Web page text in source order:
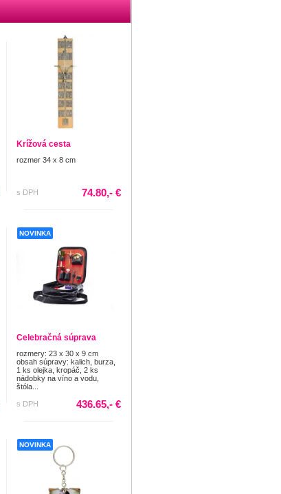
Krížová cesta
rozmer 34 x 8 cm
s DPH 74.80,- €
NOVINKA
Celebračná súprava
rozmery: 23 x 30 x 9 cm
obsah súpravy: kalich, burza,
1 ks olejka, kropáč, 2 ks
nádobky na víno a vodu,
štóla...
s DPH 436.65,- €
NOVINKA